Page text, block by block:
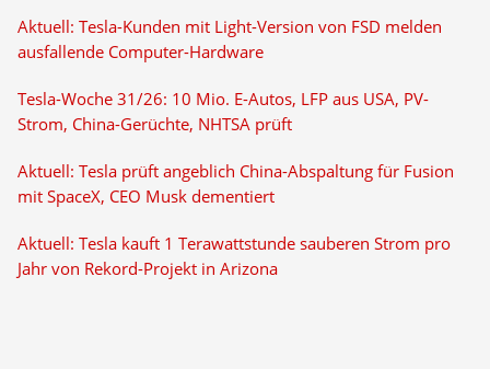
Aktuell: Tesla-Kunden mit Light-Version von FSD melden
ausfallende Computer-Hardware
Tesla-Woche 31/26: 10 Mio. E-Autos, LFP aus USA, PV-
Strom, China-Gerüchte, NHTSA prüft
Aktuell: Tesla prüft angeblich China-Abspaltung für Fusion
mit SpaceX, CEO Musk dementiert
Aktuell: Tesla kauft 1 Terawattstunde sauberen Strom pro
Jahr von Rekord-Projekt in Arizona